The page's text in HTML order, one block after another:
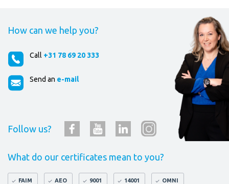
How can we help you?
Call +31 78 69 20 333
Send an e-mail
Follow us?
What do our certificates mean to you?
FAIM AEO 9001 14001 OMNI